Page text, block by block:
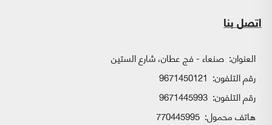
اتصل بنا
العنوان: صنعاء - فج عطان، شارع الستين
رقم التلفون: 9671450121
رقم التلفون: 9671445993
هاتف محمول: 770445995